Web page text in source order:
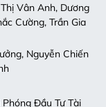
Vân Anh, Dương
Cường, Trần Gia
Nguyễn Chiến
Đầu Tư Tài